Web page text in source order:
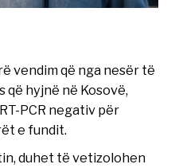
vendim që nga nesër të
hyjnë në Kosovë,
PCR negativ për
e fundit.
duhet të vetizolohen